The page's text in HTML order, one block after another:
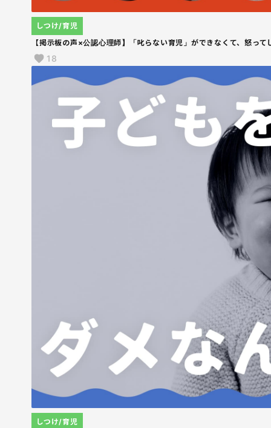
【掲示板の声×公認心理師】「叱らない育児」ができなくて、怒っ
しつけ/育児
18
しつけ/育児